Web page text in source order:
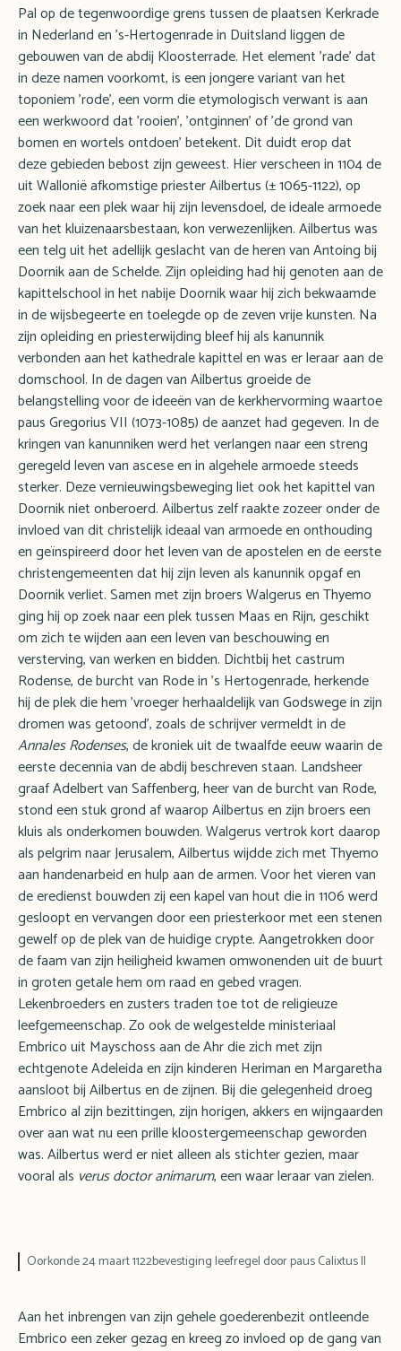
Pal op de tegenwoordige grens tussen de plaatsen Kerkrade
in Nederland en 's-Hertogenrade in Duitsland liggen de
gebouwen van de abdij Kloosterrade. Het element 'rade' dat
in deze namen voorkomt, is een jongere variant van het
toponiem 'rode', een vorm die etymologisch verwant is aan
een werkwoord dat 'rooien', 'ontginnen' of 'de grond van
bomen en wortels ontdoen' betekent. Dit duidt erop dat
deze gebieden bebost zijn geweest. Hier verscheen in 1104 de
uit Wallonië afkomstige priester Ailbertus (± 1065-1122), op
zoek naar een plek waar hij zijn levensdoel, de ideale armoede
van het kluizenaarsbestaan, kon verwezenlijken. Ailbertus was
een telg uit het adellijk geslacht van de heren van Antoing bij
Doornik aan de Schelde. Zijn opleiding had hij genoten aan de
kapittelschool in het nabije Doornik waar hij zich bekwaamde
in de wijsbegeerte en toelegde op de zeven vrije kunsten. Na
zijn opleiding en priesterwijding bleef hij als kanunnik
verbonden aan het kathedrale kapittel en was er leraar aan de
domschool. In de dagen van Ailbertus groeide de
belangstelling voor de ideeën van de kerkhervorming waartoe
paus Gregorius VII (1073-1085) de aanzet had gegeven. In de
kringen van kanunniken werd het verlangen naar een streng
geregeld leven van ascese en in algehele armoede steeds
sterker. Deze vernieuwingsbeweging liet ook het kapittel van
Doornik niet onberoerd. Ailbertus zelf raakte zozeer onder de
invloed van dit christelijk ideaal van armoede en onthouding
en geïnspireerd door het leven van de apostelen en de eerste
christengemeenten dat hij zijn leven als kanunnik opgaf en
Doornik verliet. Samen met zijn broers Walgerus en Thyemo
ging hij op zoek naar een plek tussen Maas en Rijn, geschikt
om zich te wijden aan een leven van beschouwing en
versterving, van werken en bidden. Dichtbij het castrum
Rodense, de burcht van Rode in 's Hertogenrade, herkende
hij de plek die hem 'vroeger herhaaldelijk van Godswege in zijn
dromen was getoond', zoals de schrijver vermeldt in de
Annales Rodenses, de kroniek uit de twaalfde eeuw waarin de
eerste decennia van de abdij beschreven staan. Landsheer
graaf Adelbert van Saffenberg, heer van de burcht van Rode,
stond een stuk grond af waarop Ailbertus en zijn broers een
kluis als onderkomen bouwden. Walgerus vertrok kort daarop
als pelgrim naar Jerusalem, Ailbertus wijdde zich met Thyemo
aan handenarbeid en hulp aan de armen. Voor het vieren van
de eredienst bouwden zij een kapel van hout die in 1106 werd
gesloopt en vervangen door een priesterkoor met een stenen
gewelf op de plek van de huidige crypte. Aangetrokken door
de faam van zijn heiligheid kwamen omwonenden uit de buurt
in groten getale hem om raad en gebed vragen.
Lekenbroeders en zusters traden toe tot de religieuze
leefgemeenschap. Zo ook de welgestelde ministeriaal
Embrico uit Mayschoss aan de Ahr die zich met zijn
echtgenote Adeleida en zijn kinderen Heriman en Margaretha
aansloot bij Ailbertus en de zijnen. Bij die gelegenheid droeg
Embrico al zijn bezittingen, zijn horigen, akkers en wijngaarden
over aan wat nu een prille kloostergemeenschap geworden
was. Ailbertus werd er niet alleen als stichter gezien, maar
vooral als verus doctor animarum, een waar leraar van zielen.
Oorkonde 24 maart 1122bevestiging leefregel door paus Calixtus II
Aan het inbrengen van zijn gehele goederenbezit ontleende
Embrico een zeker gezag en kreeg zo invloed op de gang van